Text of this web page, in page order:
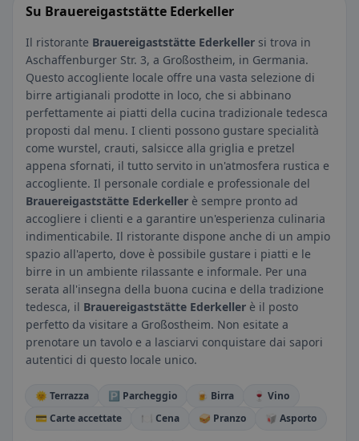
Su Brauereigaststätte Ederkeller
Il ristorante Brauereigaststätte Ederkeller si trova in
Aschaffenburger Str. 3, a Großostheim, in Germania.
Questo accogliente locale offre una vasta selezione di
birre artigianali prodotte in loco, che si abbinano
perfettamente ai piatti della cucina tradizionale tedesca
proposti dal menu. I clienti possono gustare specialità
come wurstel, crauti, salsicce alla griglia e pretzel
appena sfornati, il tutto servito in un'atmosfera rustica e
accogliente. Il personale cordiale e professionale del
Brauereigaststätte Ederkeller è sempre pronto ad
accogliere i clienti e a garantire un'esperienza culinaria
indimenticabile. Il ristorante dispone anche di un ampio
spazio all'aperto, dove è possibile gustare i piatti e le
birre in un ambiente rilassante e informale. Per una
serata all'insegna della buona cucina e della tradizione
tedesca, il Brauereigaststätte Ederkeller è il posto
perfetto da visitare a Großostheim. Non esitate a
prenotare un tavolo e a lasciarvi conquistare dai sapori
autentici di questo locale unico.
🌞 Terrazza 🅿️ Parcheggio 🍺 Birra
🍷 Vino
💳 Carte accettate
🍽️ Cena 🥪 Pranzo
🥡 Asporto